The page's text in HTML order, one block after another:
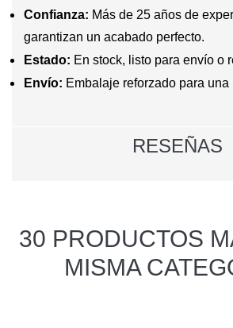
Confianza: Más de 25 años de
garantizan un acabado perfecto.
Estado: En stock, listo para envío o
Envío: Embalaje reforzado para una
RESEÑAS
30 PRODUCTOS
MISMA